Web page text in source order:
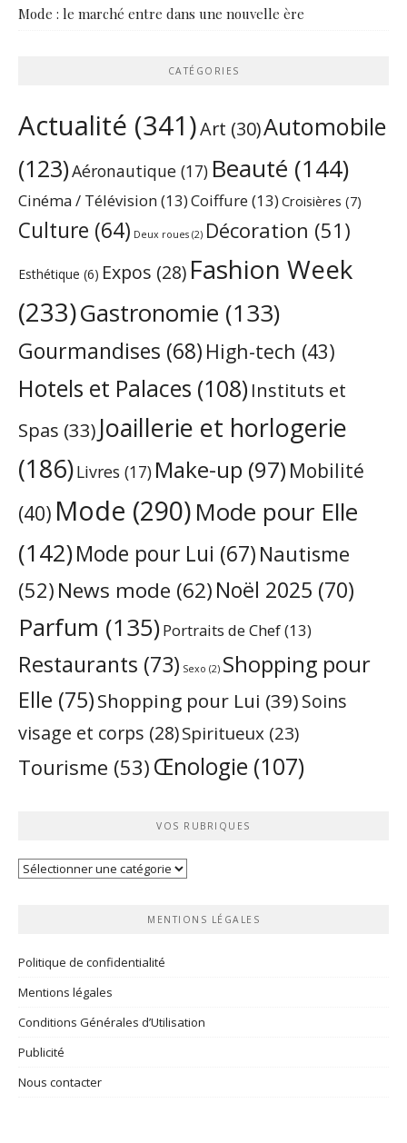
Mode : le marché entre dans une nouvelle ère
CATÉGORIES
Actualité (341)Art (30)Automobile
(123)Aéronautique (17) Beauté (144)
Cinéma / Télévision(13)Coiffure(13) Croisières (7)
Culture (64) Deux roues (2) Décoration (51)
Esthétique (6) Expos (28) Fashion Week
(233)Gastronomie (133)
Gourmandises (68) High-tech (43)
Hotels et Palaces (108) Instituts et
Spas (33) Joaillerie et horlogerie
(186)Livres (17) Make-up (97) Mobilité
(40) Mode (290)Mode pour Elle
(142)Mode pour Lui (67) Nautisme
(52) News mode (62)Noël 2025 (70)
Parfum (135)Portraits de Chef(13)
Restaurants (73) Sexo (2) Shopping pour
Elle (75)Shopping pour Lui (39)Soins
visage et corps (28)Spiritueux (23)
Tourisme (53) Œnologie (107)
VOS RUBRIQUES
Vos
MENTIONS LÉGALES
Politique de confidentialité
Mentions légales
Conditions Générales d’Utilisation
Publicité
Nous contacter